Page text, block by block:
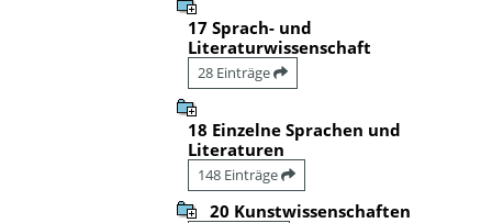
17 Sprach- und
Literaturwissenschaft
28 Einträge
18 Einzelne Sprachen und
Literaturen
148 Einträge
20 Kunstwissenschaften